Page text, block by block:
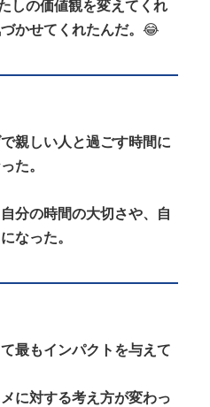
しの価値観を変えてくれ
かせてくれたんだ。 😂
親しい人と過ごす時間に
た。
分の時間の大切さや、自
なった。
最もインパクトを与えて
に対する考え方が変わっ